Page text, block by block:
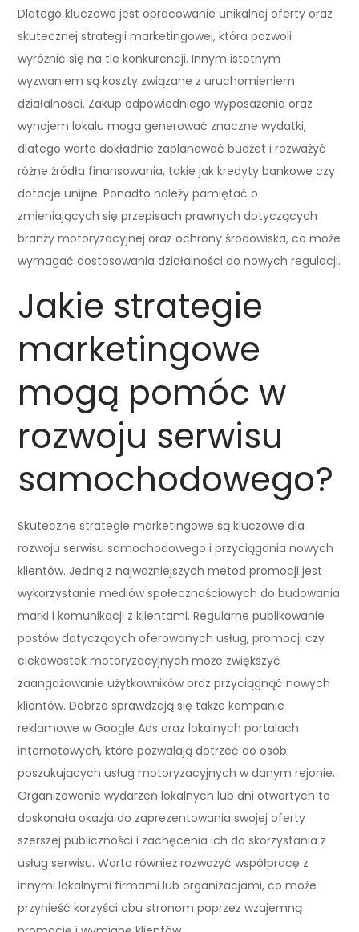
Dlatego kluczowe jest opracowanie unikalnej oferty oraz
skutecznej strategii marketingowej, która pozwoli
wyróżnić się na tle konkurencji. Innym istotnym
wyzwaniem są koszty związane z uruchomieniem
działalności. Zakup odpowiedniego wyposażenia oraz
wynajem lokalu mogą generować znaczne wydatki,
dlatego warto dokładnie zaplanować budżet i rozważyć
różne źródła finansowania, takie jak kredyty bankowe czy
dotacje unijne. Ponadto należy pamiętać o
zmieniających się przepisach prawnych dotyczących
branży motoryzacyjnej oraz ochrony środowiska, co może
wymagać dostosowania działalności do nowych regulacji.
Jakie strategie
marketingowe
mogą pomóc w
rozwoju serwisu
samochodowego?
Skuteczne strategie marketingowe są kluczowe dla
rozwoju serwisu samochodowego i przyciągania nowych
klientów. Jedną z najważniejszych metod promocji jest
wykorzystanie mediów społecznościowych do budowania
marki i komunikacji z klientami. Regularne publikowanie
postów dotyczących oferowanych usług, promocji czy
ciekawostek motoryzacyjnych może zwiększyć
zaangażowanie użytkowników oraz przyciągnąć nowych
klientów. Dobrze sprawdzają się także kampanie
reklamowe w Google Ads oraz lokalnych portalach
internetowych, które pozwalają dotrzeć do osób
poszukujących usług motoryzacyjnych w danym rejonie.
Organizowanie wydarzeń lokalnych lub dni otwartych to
doskonała okazja do zaprezentowania swojej oferty
szerszej publiczności i zachęcenia ich do skorzystania z
usług serwisu. Warto również rozważyć współpracę z
innymi lokalnymi firmami lub organizacjami, co może
przynieść korzyści obu stronom poprzez wzajemną